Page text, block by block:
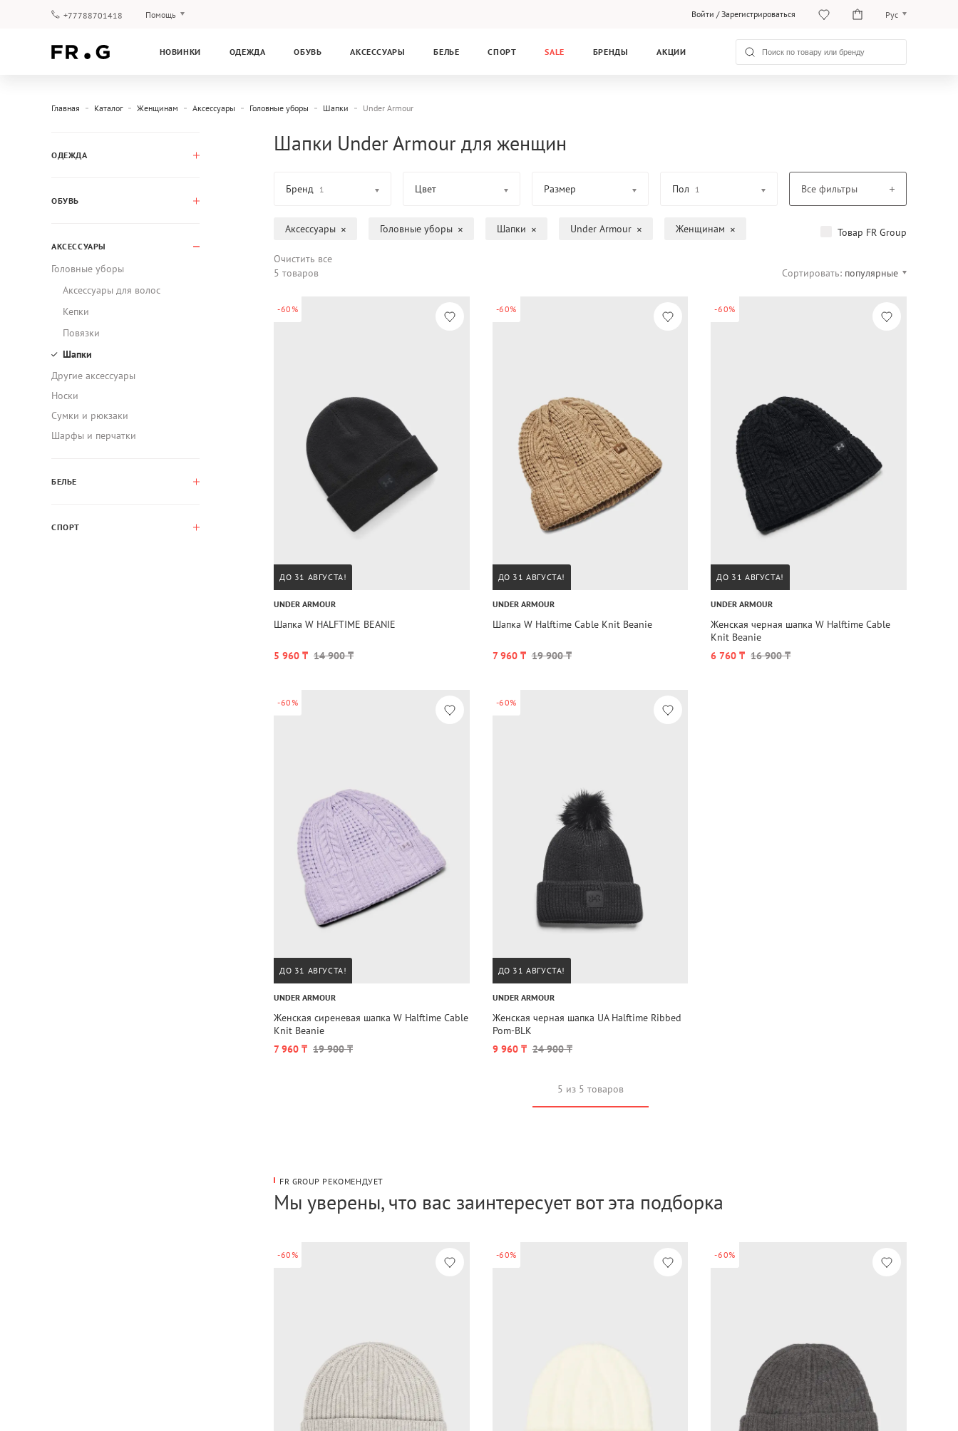
+77788701418 Помощь Войти /Зарегистрироваться Рус
Қаз
НОВИНКИ ОДЕЖДА ОБУВЬ АКСЕССУАРЫ БЕЛЬЕ СПОРТ SALE БРЕНДЫ АКЦИИ
Главная Каталог Женщинам Аксессуары Головные уборы Шапки Under Armour
ОДЕЖДА
ОБУВЬ
АКСЕССУАРЫ
Головные уборы
Аксессуары для волос
Кепки
Повязки
Шапки
Другие аксессуары
Носки
Сумки и рюкзаки
Шарфы и перчатки
БЕЛЬЕ
СПОРТ
Шапки Under Armour для женщин
Бренд 1 Цвет Размер Пол 1 Все фильтры
Аксессуары Головные уборы Шапки Under Armour Женщинам
Очистить все
Товар FR Group
5 товаров Сортировать: популярные
-60%
ДО 31 АВГУСТА!
UNDER ARMOUR
Шапка W HALFTIME BEANIE
5 960 ₸ 14 900 ₸
-60%
ДО 31 АВГУСТА!
UNDER ARMOUR
Шапка W Halftime Cable Knit Beanie
7 960 ₸ 19 900 ₸
-60%
ДО 31 АВГУСТА!
UNDER ARMOUR
Женская черная шапка W Halftime Cable
Knit Beanie
6 760 ₸ 16 900 ₸
-60%
ДО 31 АВГУСТА!
UNDER ARMOUR
Женская сиреневая шапка W Halftime Cable
Knit Beanie
7 960 ₸ 19 900 ₸
-60%
ДО 31 АВГУСТА!
UNDER ARMOUR
Женская черная шапка UA Halftime Ribbed
Pom-BLK
9 960 ₸ 24 900 ₸
5 из 5 товаров
FR GROUP РЕКОМЕНДУЕТ
Мы уверены, что вас заинтересует вот эта подборка
-60% -60% -60%